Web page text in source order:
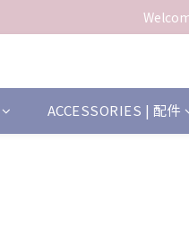
ACCESSORIES | 配件